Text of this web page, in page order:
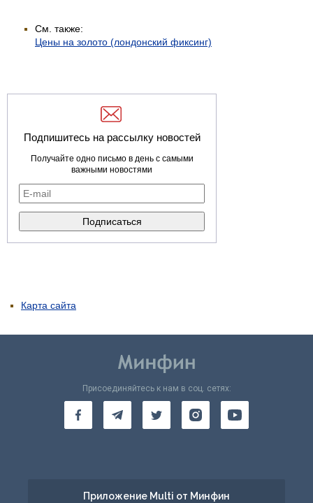
См. также:
Цены на золото (лондонский фиксинг)
Подпишитесь на рассылку новостей
Получайте одно письмо в день с самыми
важными новостями
Карта сайта
Присоединяйтесь к нам в соц. сетях:
Приложение Multi от Минфин